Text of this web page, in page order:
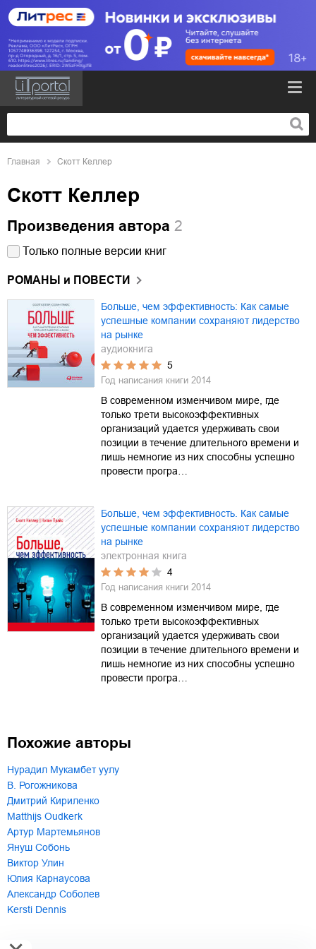
Главная Скотт Келлер
Скотт Келлер
Произведения автора 2
Только полные версии книг
РОМАНЫ и ПОВЕСТИ
Больше, чем эффективность: Как самые
успешные компании сохраняют лидерство
на рынке
аудиокнига
5
Год написания книги 2014
В современном изменчивом мире, где
только трети высокоэффективных
организаций удается удерживать свои
позиции в течение длительного времени и
лишь немногие из них способны успешно
провести програ…
Больше, чем эффективность. Как самые
успешные компании сохраняют лидерство
на рынке
электронная книга
4
Год написания книги 2014
В современном изменчивом мире, где
только трети высокоэффективных
организаций удается удерживать свои
позиции в течение длительного времени и
лишь немногие из них способны успешно
провести програ…
Похожие авторы
Нурадил Мукамбет уулу
В. Рогожникова
Дмитрий Кириленко
Matthijs Oudkerk
Артур Мартемьянов
Януш Собонь
Виктор Улин
Юлия Карнаусова
Александр Соболев
Kersti Dennis